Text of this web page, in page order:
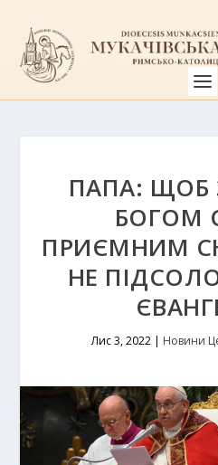
ПАПА: ЩОБ
БОГОМ
ПРИЄМНИМ
НЕ
Лис 3, 2022| Новини